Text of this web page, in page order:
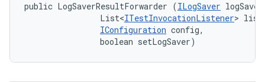
public LogSaverResultForwarder (ILogSaver
                List<
ITestInvocationListener>
IConfiguration config,
                boolean setLogSaver)